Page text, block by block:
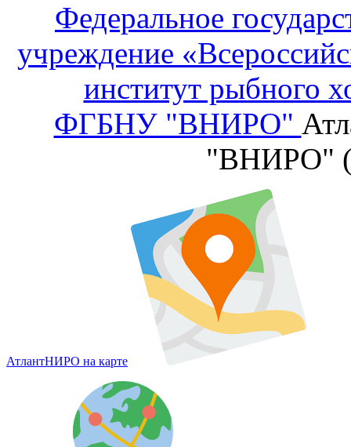
Федеральное
учреждение
институт рыбного
ФГБНУ "ВНИРО"
"ВНИРО"
АтлантНИРО на карте